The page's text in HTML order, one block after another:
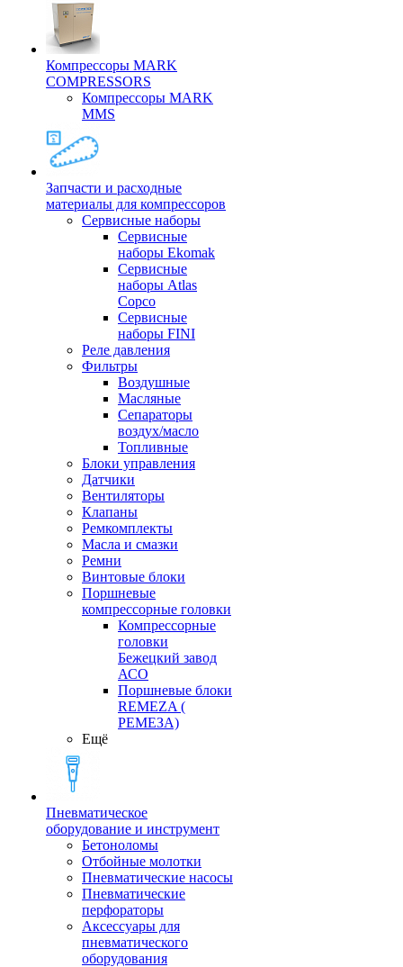
Компрессоры MARK
COMPRESSORS
Компрессоры MARK
MMS
Запчасти и расходные
материалы для компрессоров
Cервисные наборы
Сервисные
наборы Ekomak
Cервисные
наборы Atlas
Copco
Сервисные
наборы FINI
Реле давления
Фильтры
Воздушные
Масляные
Сепараторы
воздух/масло
Топливные
Блоки управления
Датчики
Вентиляторы
Клапаны
Ремкомплекты
Масла и смазки
Ремни
Винтовые блоки
Поршневые
компрессорные головки
Компрессорные
головки
Бежецкий завод
АСО
Поршневые блоки
REMEZA (
РЕМЕЗА)
Ещё
Пневматическое
оборудование и инструмент
Бетоноломы
Отбойные молотки
Пневматические насосы
Пневматические
перфораторы
Аксессуары для
пневматического
оборудования